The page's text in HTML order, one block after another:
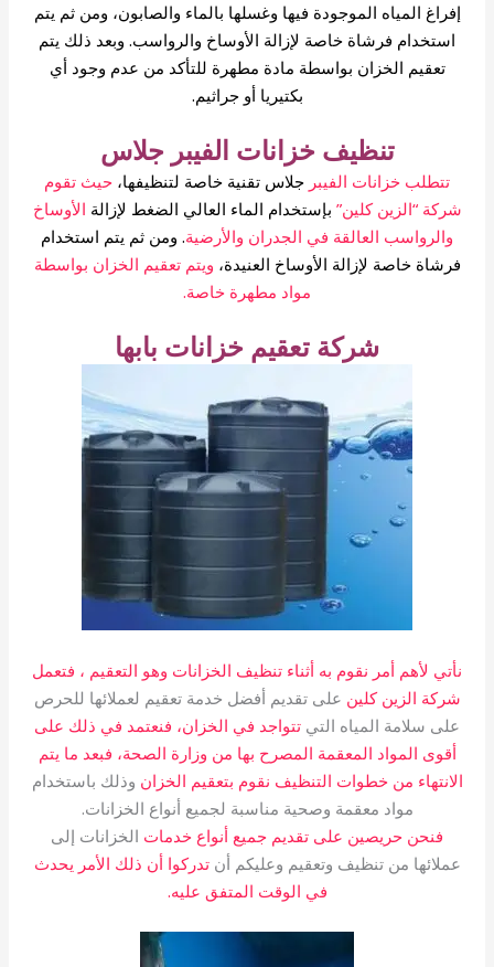
إفراغ المياه الموجودة فيها وغسلها بالماء والصابون، ومن ثم يتم
استخدام فرشاة خاصة لإزالة الأوساخ والرواسب. وبعد ذلك يتم
تعقيم الخزان بواسطة مادة مطهرة للتأكد من عدم وجود أي
بكتيريا أو جراثيم.
تنظيف خزانات الفيبر جلاس
تتطلب خزانات الفيبر جلاس تقنية خاصة لتنظيفها، حيث تقوم
شركة “الزين كلين” بإستخدام الماء العالي الضغط لإزالة الأوساخ
والرواسب العالقة في الجدران والأرضية. ومن ثم يتم استخدام
فرشاة خاصة لإزالة الأوساخ العنيدة، ويتم تعقيم الخزان بواسطة
مواد مطهرة خاصة.
شركة تعقيم خزانات بابها
نأتي لأهم أمر نقوم به أثناء تنظيف الخزانات وهو التعقيم ، فتعمل
شركة الزين كلين على تقديم أفضل خدمة تعقيم لعملائها للحرص
على سلامة المياه التي تتواجد في الخزان، فنعتمد في ذلك على
أقوى المواد المعقمة المصرح بها من وزارة الصحة، فبعد ما يتم
الانتهاء من خطوات التنظيف نقوم بتعقيم الخزان وذلك باستخدام
مواد معقمة وصحية مناسبة لجميع أنواع الخزانات.
فنحن حريصين على تقديم جميع أنواع خدمات الخزانات إلى
عملائها من تنظيف وتعقيم وعليكم أن تدركوا أن ذلك الأمر يحدث
في الوقت المتفق عليه.